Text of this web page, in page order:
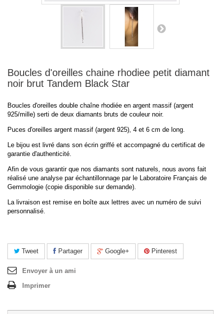
Boucles d'oreilles chaine rhodiee petit diamant
noir brut Tandem Black Star
Boucles d'oreilles double chaîne rhodiée en argent massif (argent
925/mille) serti de deux diamants bruts de couleur noir.
Puces d'oreilles argent massif (argent 925), 4 et 6 cm de long.
Le bijou est livré dans son écrin griffé et accompagné du certificat de
garantie d'authenticité.
Afin de vous garantir que nos diamants sont naturels, nous avons fait
réalisé une analyse par échantillonnage par le Laboratoire Français de
Gemmologie (copie disponible sur demande).
La livraison est remise en boîte aux lettres avec un numéro de suivi
personnalisé.
Tweet Partager Google+ Pinterest
Envoyer à un ami
Imprimer